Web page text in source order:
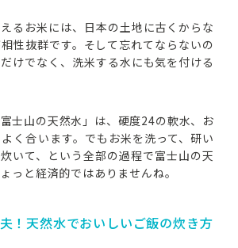
るお米には、日本の土地に古くからな
性抜群です。そして忘れてならないの
けでなく、洗米する水にも気を付ける
士山の天然水」は、硬度24の軟水、お
く合います。でもお米を洗って、研い
いて、という全部の過程で富士山の天
っと経済的ではありませんね。
！天然水でおいしいご飯の炊き方